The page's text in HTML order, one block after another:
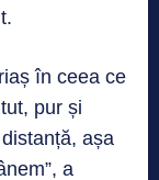
în ceea ce
pur și
așa
a